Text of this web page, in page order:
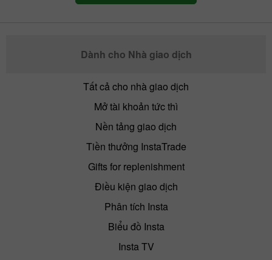
Dành cho Nhà giao dịch
Tất cả cho nhà giao dịch
Mở tài khoản tức thì
Nền tảng giao dịch
Tiền thưởng InstaTrade
Gifts for replenishment
Điều kiện giao dịch
Phân tích Insta
Biểu đồ Insta
Insta TV